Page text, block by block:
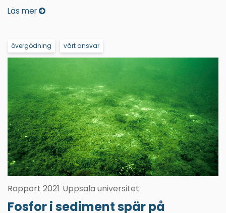
Läs mer
övergödning vårt ansvar
Rapport 2021 Uppsala universitet
Fosfor i sediment spär på